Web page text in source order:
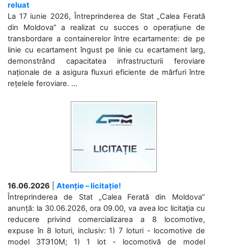
reluat
La 17 iunie 2026, Întreprinderea de Stat „Calea Ferată
din Moldova” a realizat cu succes o operațiune de
transbordare a containerelor între ecartamente: de pe
linie cu ecartament îngust pe linie cu ecartament larg,
demonstrând capacitatea infrastructurii feroviare
naționale de a asigura fluxuri eficiente de mărfuri între
rețelele feroviare. ...
16.06.2026
Atenție – licitație!
Întreprinderea de Stat „Calea Ferată din Moldova”
anunță: la 30.06.2026, ora 09.00, va avea loc licitaţia cu
reducere privind comercializarea a 8 locomotive,
expuse în 8 loturi, inclusiv: 1) 7 loturi - locomotive de
model 3ТЭ10М; 1) 1 lot - locomotivă de model